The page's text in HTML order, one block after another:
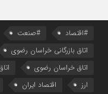
#اقتصاد #صنعت
اتاق بازرگانی خراسان رضوی
اتاق خراسان رضوی
ارز
اقتصاد ایران